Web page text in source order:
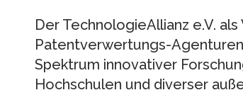
Der TechnologieAllianz e.V.
Patentverwertungs-
Spektrum innovativer
Hochschulen und diverser